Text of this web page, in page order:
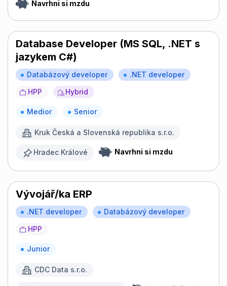
Navrhni si mzdu
Database Developer (MS SQL, .NET s
jazykem C#)
Databázový developer
.NET developer
HPP
Hybrid
Medior Senior
Kruk Česká a Slovenská republika s.r.o.
Hradec Králové Navrhni si mzdu
Vývojář/ka ERP
.NET developer
Databázový developer
HPP
Junior
CDC Data s.r.o.